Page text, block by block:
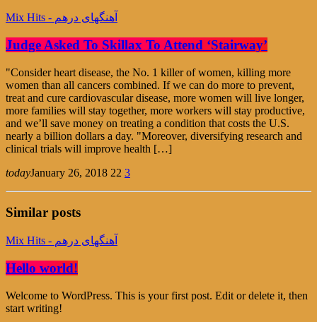
Mix Hits - آهنگهای درهم
Judge Asked To Skillax To Attend ‘Stairway’
"Consider heart disease, the No. 1 killer of women, killing more
women than all cancers combined. If we can do more to prevent,
treat and cure cardiovascular disease, more women will live longer,
more families will stay together, more workers will stay productive,
and we’ll save money on treating a condition that costs the U.S.
nearly a billion dollars a day. "Moreover, diversifying research and
clinical trials will improve health […]
todayJanuary 26, 2018 22 3
Similar posts
Mix Hits - آهنگهای درهم
Hello world!
Welcome to WordPress. This is your first post. Edit or delete it, then
start writing!